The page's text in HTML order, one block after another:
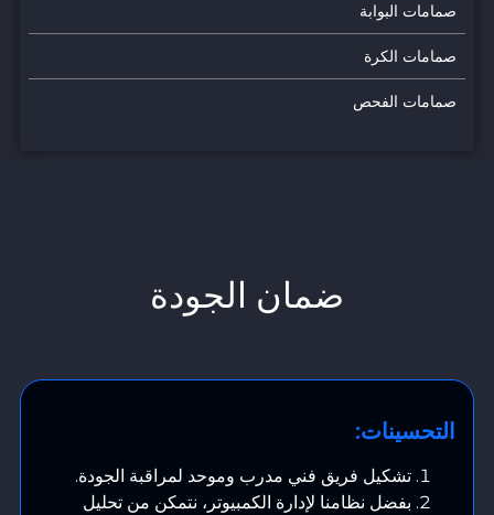
صمامات البوابة
صمامات الكرة
صمامات الفحص
ضمان الجودة
التحسينات:
تشكيل فريق فني مدرب وموحد لمراقبة الجودة.
بفضل نظامنا لإدارة الكمبيوتر، نتمكن من تحليل